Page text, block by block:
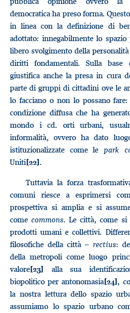
democratica ha preso forma.
in linea con la definizione di
adottato: innegabilmente lo
libero svolgimento della personalità
diritti fondamentali. Sulla base
giustifica anche la presa in cura
parte di gruppi di cittadini ove le
lo facciano o non lo possano
condizione diffusa che ha
mondo i cd. orti urbani,
informalità, ovvero ha dato
istituzionalizzate come le park
Uniti[22].
Tuttavia la forza
comuni riesce a esprimersi
prospettiva si amplia e si
comecommons. Le città, come si
prodotti umani e collettivi.
filosofiche della città – rectius:
della metropoli come luogo
valore[23] alla sua
biopolitico per antonomasia[24],
la nostra lettura dello spazio
assumiamo lo spazio urbano